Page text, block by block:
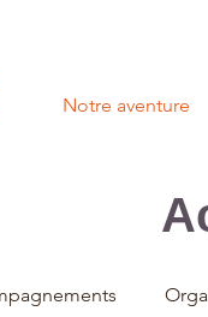
Notre aventure